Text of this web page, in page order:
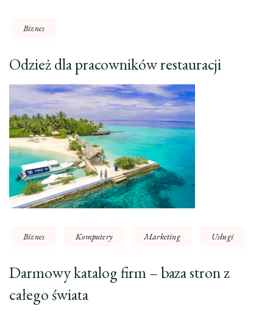
Biznes
Odzież dla pracowników restauracji
Biznes Komputery Marketing Usługi
Darmowy katalog firm – baza stron z
całego świata